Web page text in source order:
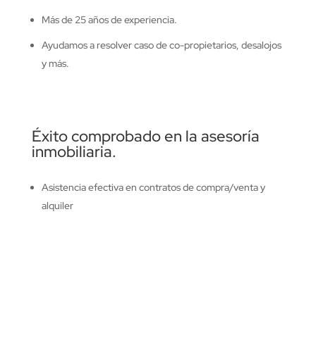
Más de 25 años de experiencia.
Ayudamos a resolver caso de co-propietarios, desalojos
y más.
Éxito comprobado en la asesoría
inmobiliaria.
Asistencia efectiva en contratos de compra/venta y
alquiler